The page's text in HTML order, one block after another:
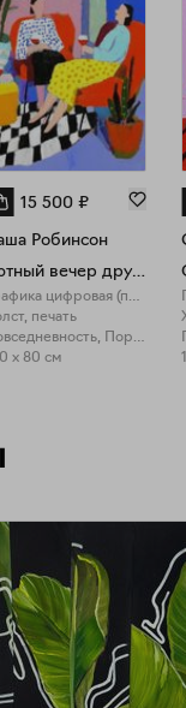
15 500 ₽
Робинсон
Уютный вечер друзей
Графика цифровая (принты)
печать
Повседневность, Портрет
x 80 см